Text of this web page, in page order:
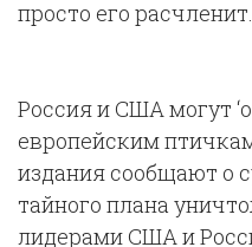
просто его расчленит.
Россия и США могут
европейским
издания сообщают о
тайного плана
лидерами США и